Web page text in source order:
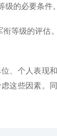
的必要条件。
等级的评估
、个人表现
这些因素。